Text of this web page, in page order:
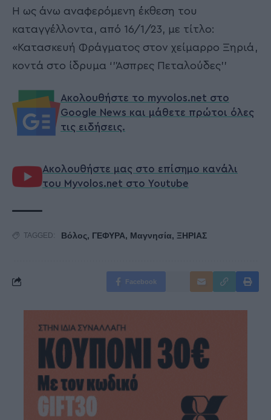
Η ως άνω αναφερόμενη έκθεση του
καταγγέλλοντα, από 16/1/23, με τίτλο:
«Κατασκευή Φράγματος στον χείμαρρο Ξηριά,
κοντά στο ίδρυμα ‘’Άσπρες Πεταλούδες’’
Ακολουθήστε το myvolos.net στο
Google News και μάθετε πρώτοι όλες
τις ειδήσεις.
Ακολουθήστε μας στο επίσημο κανάλι
του Myvolos.net στο Youtube
TAGGED: Βόλος, ΓΕΦΥΡΑ, Μαγνησία, ΞΗΡΙΑΣ
Facebook